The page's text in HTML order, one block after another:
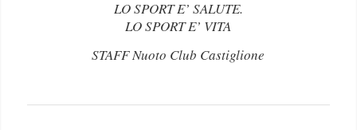
LO SPORT E’ SALUTE.
LO SPORT E’ VITA
STAFF Nuoto Club Castiglione